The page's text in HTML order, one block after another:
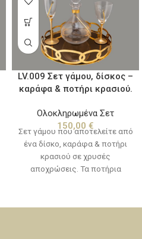
LV.009 Σετ γάμου, δίσκος –
καράφα & ποτήρι κρασιού.
Ολοκληρωμένα Σετ
150,00 €
Σετ γάμου που αποτελείτε από
ένα δίσκο, καράφα & ποτήρι
κρασιού σε χρυσές
αποχρώσεις. Τα ποτήρια
"καράφες - ποτήρια".